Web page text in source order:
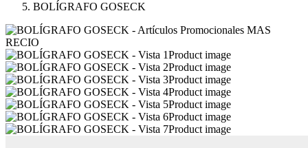
BOLÍGRAFO GOSECK
Product image
Product image
Product image
Product image
Product image
Product image
Product image